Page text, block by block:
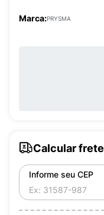
Marca:PRYSMA
Calcular frete
Informe seu CEP